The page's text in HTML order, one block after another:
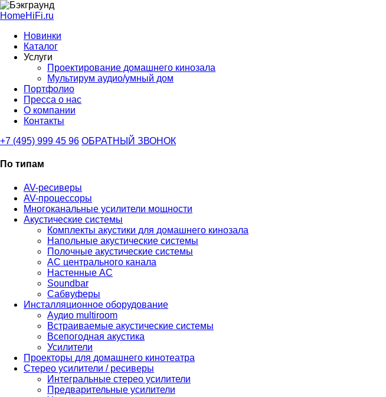
HomeHiFi.ru
Новинки
Каталог
Услуги
Проектирование домашнего кинозала
Мультирум аудио/умный дом
Портфолио
Пресса о нас
О компании
Контакты
+7 (495) 999 45 96 ОБРАТНЫЙ ЗВОНОК
По типам
AV-ресиверы
AV-процессоры
Многоканальные усилители мощности
Акустические системы
Комплекты акустики для домашнего кинозала
Напольные акустические системы
Полочные акустические системы
АС центрального канала
Настенные АС
Soundbar
Сабвуферы
Инсталляционное оборудование
Аудио multiroom
Встраиваемые акустические системы
Всепогодная акустика
Усилители
Проекторы для домашнего кинотеатра
Стерео усилители / ресиверы
Интегральные стерео усилители
Предварительные усилители